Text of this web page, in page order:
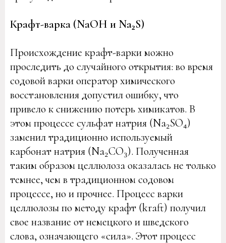
Крафт-варка (NaOH и Na₂S)
Происхождение крафт-варки можно
проследить до случайного открытия: во время
содовой варки оператор химического
восстановления допустил ошибку, что
привело к снижению потерь химикатов. В
этом процессе сульфат натрия (Na₂SO₄)
заменил традиционно используемый
карбонат натрия (Na₂CO₃). Полученная
таким образом целлюлоза оказалась не только
темнее, чем в традиционном содовом
процессе, но и прочнее. Процесс варки
целлюлозы по методу крафт (kraft) получил
свое название от немецкого и шведского
слова, означающего «сила». Этот процесс